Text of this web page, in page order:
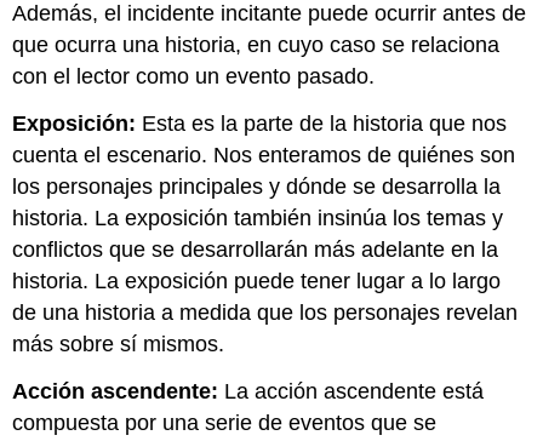
Además, el incidente incitante puede ocurrir antes de
que ocurra una historia, en cuyo caso se relaciona
con el lector como un evento pasado.
Exposición: Esta es la parte de la historia que nos
cuenta el escenario. Nos enteramos de quiénes son
los personajes principales y dónde se desarrolla la
historia. La exposición también insinúa los temas y
conflictos que se desarrollarán más adelante en la
historia. La exposición puede tener lugar a lo largo
de una historia a medida que los personajes revelan
más sobre sí mismos.
Acción ascendente: La acción ascendente está
compuesta por una serie de eventos que se